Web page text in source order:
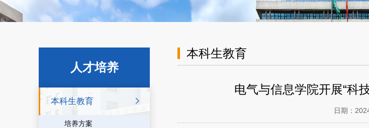
人才培养
本科生教育
培养方案
本科生教育
电气与信息学院开展“科
日期：